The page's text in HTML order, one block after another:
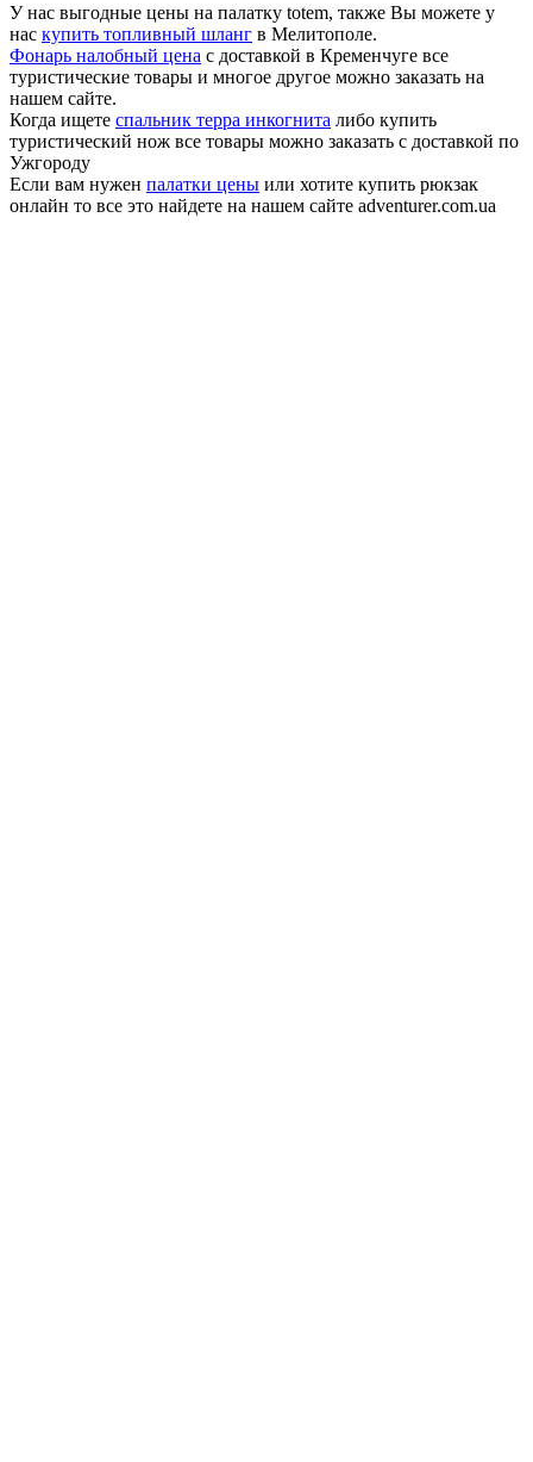
У нас выгодные цены на палатку totem, также Вы можете у
нас купить топливный шланг в Мелитополе.
Фонарь налобный цена с доставкой в Кременчуге все
туристические товары и многое другое можно заказать на
нашем сайте.
Когда ищете спальник терра инкогнита либо купить
туристический нож все товары можно заказать с доставкой по
Ужгороду
Если вам нужен палатки цены или хотите купить рюкзак
онлайн то все это найдете на нашем сайте adventurer.com.ua